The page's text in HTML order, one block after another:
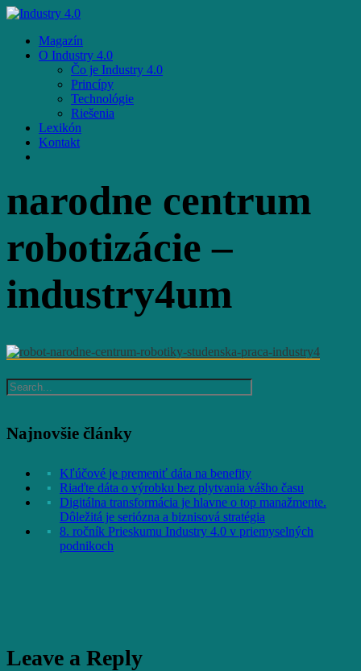
Skip
main
content
Menu
Magazín
O Industry 4.0
Čo je Industry 4.0
Princípy
Technológie
Riešenia
Lexikón
Kontakt
narodne centrum
robotizácie –
industry4um
Najnovšie články
Kľúčové je premeniť dáta na benefity
Riaďte dáta o výrobku bez plytvania vášho času
Digitálna transformácia je hlavne o top manažmente.
Dôležitá je seriózna a biznisová stratégia
8. ročník Prieskumu Industry 4.0 v priemyselných
podnikoch
Leave a Reply